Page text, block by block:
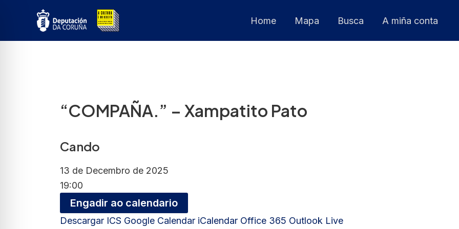
Home Mapa Busca A miña conta
“COMPAÑA.” – Xampatito Pato
Cando
13 de Decembro de 2025
19:00
Engadir ao calendario
Descargar ICS Google Calendar iCalendar Office 365 Outlook Live